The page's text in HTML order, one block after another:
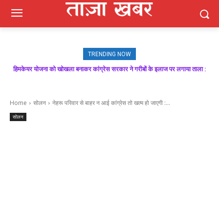
TRENDING NOW
हिमकेयर योजना को खोखला बनाकर कांग्रेस सरकार ने गरीबों के इलाज पर लगाया ताला :
मजबूत बूथ ही भाजपा की जीत की गारंटी, आगामी विधानसभा चुनाव में बूथ प्रबंधन निभाएगा
Home सोलन नेहरू परिवार से बाहर न आई कांग्रेस तो खत्म हो जाएगी :...
सोलन